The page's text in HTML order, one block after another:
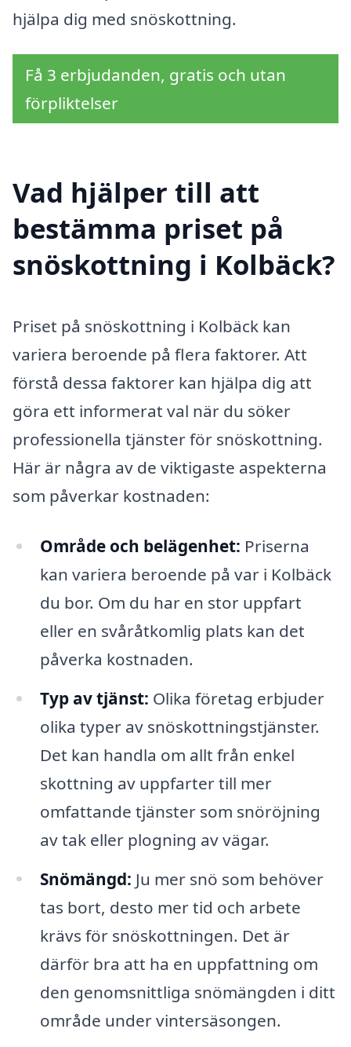
hjälpa dig med snöskottning.
Få 3 erbjudanden, gratis och utan
förpliktelser
Vad hjälper till att
bestämma priset på
snöskottning i Kolbäck?
Priset på snöskottning i Kolbäck kan
variera beroende på flera faktorer. Att
förstå dessa faktorer kan hjälpa dig att
göra ett informerat val när du söker
professionella tjänster för snöskottning.
Här är några av de viktigaste aspekterna
som påverkar kostnaden:
Område och belägenhet: Priserna
kan variera beroende på var i Kolbäck
du bor. Om du har en stor uppfart
eller en svåråtkomlig plats kan det
påverka kostnaden.
Typ av tjänst: Olika företag erbjuder
olika typer av snöskottningstjänster.
Det kan handla om allt från enkel
skottning av uppfarter till mer
omfattande tjänster som snöröjning
av tak eller plogning av vägar.
Snömängd: Ju mer snö som behöver
tas bort, desto mer tid och arbete
krävs för snöskottningen. Det är
därför bra att ha en uppfattning om
den genomsnittliga snömängden i ditt
område under vintersäsongen.